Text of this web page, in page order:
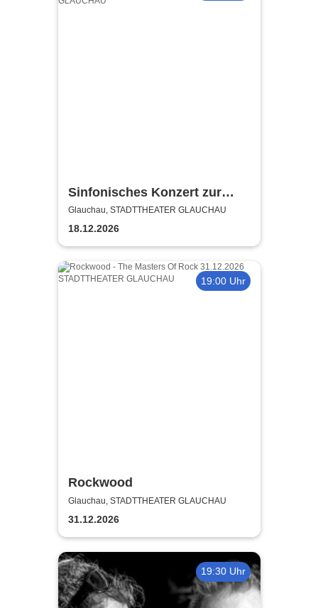
Sinfonisches Konzert zur
Weihnachtszeit mit der
Vogtland Philharmonie
Glauchau, STADTTHEATER GLAUCHAU
18.12.2026
19:00 Uhr
Rockwood
Glauchau, STADTTHEATER GLAUCHAU
31.12.2026
19:30 Uhr